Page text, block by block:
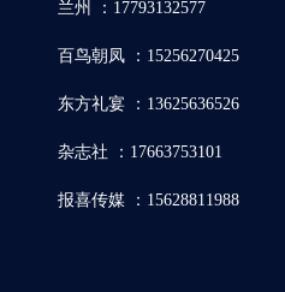
兰州 ：17793132577
百鸟朝凤 ：15256270425
东方礼宴 ：13625636526
杂志社 ：17663753101
报喜传媒 ：15628811988